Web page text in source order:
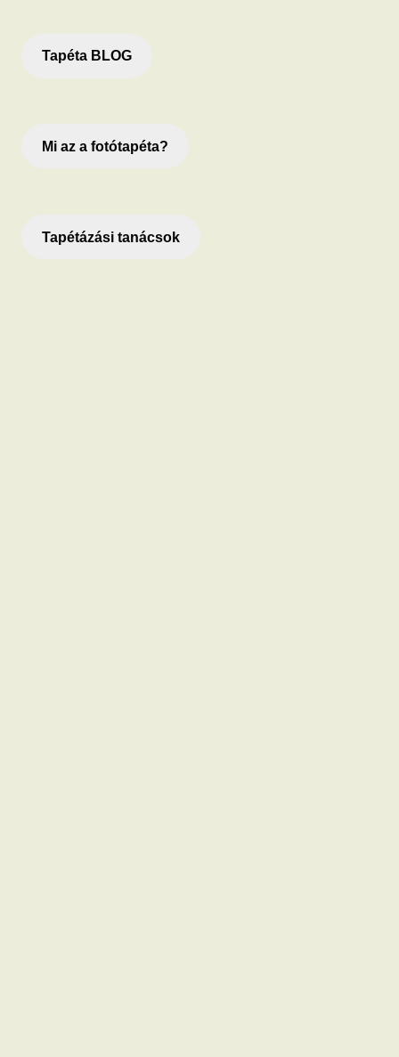
Tapéta BLOG
Mi az a fotótapéta?
Tapétázási tanácsok